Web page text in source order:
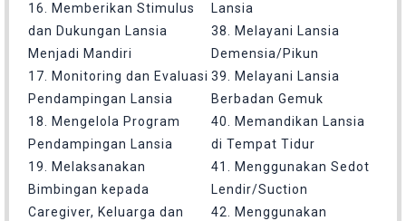
16. Memberikan Stimulus
dan Dukungan Lansia
Menjadi Mandiri
17. Monitoring dan Evaluasi
Pendampingan Lansia
18. Mengelola Program
Pendampingan Lansia
19. Melaksanakan
Bimbingan kepada
Caregiver, Keluarga dan
Lansia
38. Melayani Lansia
Demensia/Pikun
39. Melayani Lansia
Berbadan Gemuk
40. Memandikan Lansia
di Tempat Tidur
41. Menggunakan Sedot
Lendir/Suction
42. Menggunakan